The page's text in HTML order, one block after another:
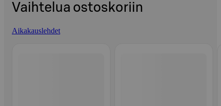
Vaihtelua ostoskoriin
Aikakauslehdet